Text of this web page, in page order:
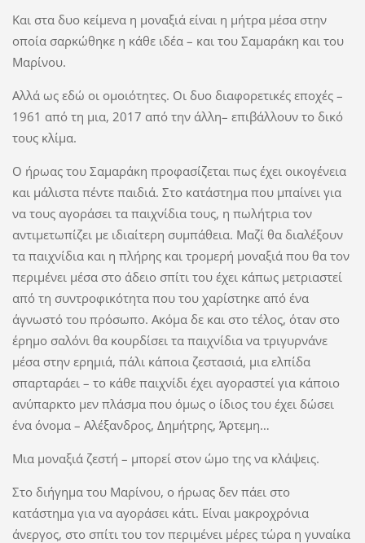
Και στα δυο κείμενα η μοναξιά είναι η μήτρα μέσα στην
οποία σαρκώθηκε η κάθε ιδέα – και του Σαμαράκη και του
Μαρίνου.
Αλλά ως εδώ οι ομοιότητες. Οι δυο διαφορετικές εποχές –
1961 από τη μια, 2017 από την άλλη– επιβάλλουν το δικό
τους κλίμα.
Ο ήρωας του Σαμαράκη προφασίζεται πως έχει οικογένεια
και μάλιστα πέντε παιδιά. Στο κατάστημα που μπαίνει για
να τους αγοράσει τα παιχνίδια τους, η πωλήτρια τον
αντιμετωπίζει με ιδιαίτερη συμπάθεια. Μαζί θα διαλέξουν
τα παιχνίδια και η πλήρης και τρομερή μοναξιά που θα τον
περιμένει μέσα στο άδειο σπίτι του έχει κάπως μετριαστεί
από τη συντροφικότητα που του χαρίστηκε από ένα
άγνωστό του πρόσωπο. Ακόμα δε και στο τέλος, όταν στο
έρημο σαλόνι θα κουρδίσει τα παιχνίδια να τριγυρνάνε
μέσα στην ερημιά, πάλι κάποια ζεστασιά, μια ελπίδα
σπαρταράει – το κάθε παιχνίδι έχει αγοραστεί για κάποιο
ανύπαρκτο μεν πλάσμα που όμως ο ίδιος του έχει δώσει
ένα όνομα – Αλέξανδρος, Δημήτρης, Άρτεμη…
Μια μοναξιά ζεστή – μπορεί στον ώμο της να κλάψεις.
Στο διήγημα του Μαρίνου, ο ήρωας δεν πάει στο
κατάστημα για να αγοράσει κάτι. Είναι μακροχρόνια
άνεργος, στο σπίτι του τον περιμένει μέρες τώρα η γυναίκα